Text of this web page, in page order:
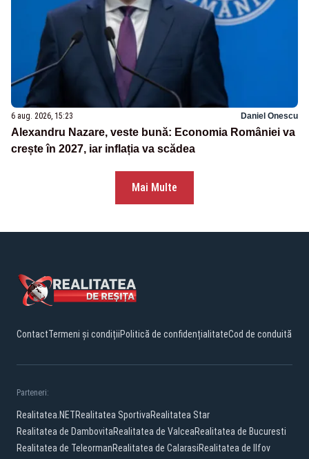
6 aug. 2026, 15:23 Daniel Onescu
Alexandru Nazare, veste bună: Economia României va
crește în 2027, iar inflația va scădea
Mai Multe
ContactTermeni și condițiiPolitică de confidențialitateCod de conduită
Parteneri:
Realitatea.NETRealitatea SportivaRealitatea Star
Realitatea de DambovitaRealitatea de ValceaRealitatea de Bucuresti
Realitatea de TeleormanRealitatea de CalarasiRealitatea de Ilfov